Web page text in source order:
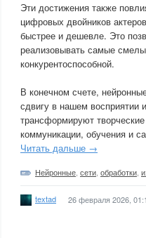
Эти достижения также
цифровых двойников
быстрее и дешевле. Это
реализовывать самые
конкурентоспособной.
В конечном счете,
сдвигу в нашем восприятии
трансформируют
коммуникации, обучения и
Читать дальше →
Нейронные сети обработки
textad 26 февраля 2026,